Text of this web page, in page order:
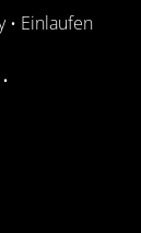
• Einlaufen
•